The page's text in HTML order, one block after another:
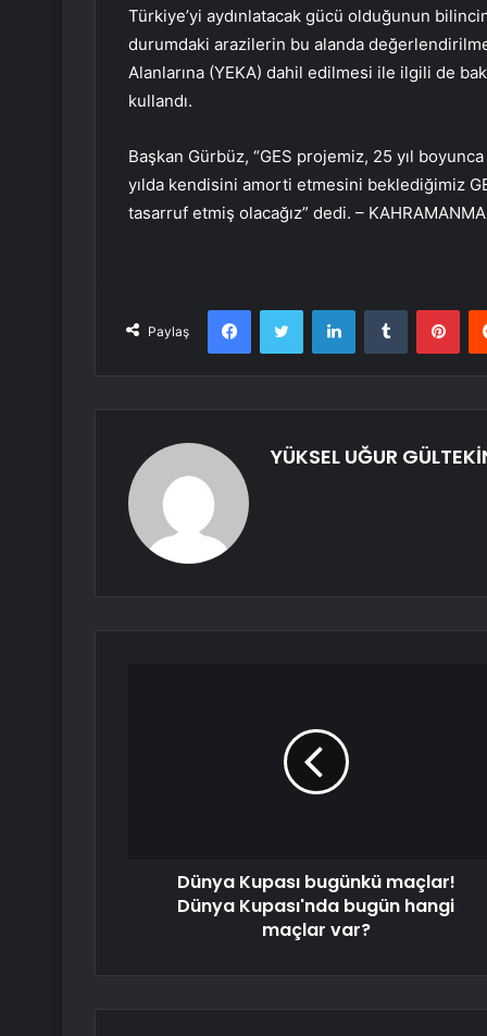
Türkiye’yi aydınlatacak gücü olduğunun
durumdaki arazilerin bu alanda
Alanlarına (YEKA) dahil edilmesi ile ilgili de
kullandı.
Başkan Gürbüz, “GES projemiz, 25 yıl
yılda kendisini amorti etmesini beklediğimiz
tasarruf etmiş olacağız” dedi. –
Paylaş
FacebookTwitter LinkedInTumblr
YÜKSEL UĞUR
Dünya Kupası bugünkü maçlar!
Dünya Kupası'nda bugün hangi
maçlar var?